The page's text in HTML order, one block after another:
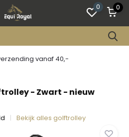
0 0
vanaf 40,-
- Zwart - nieuw
Bekijk alles golftrolley